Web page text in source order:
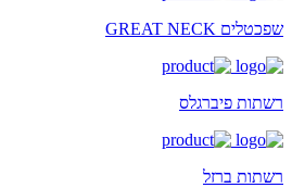
שפכטלים GREAT NECK
רשתות פיברגלס
רשתות ברזל